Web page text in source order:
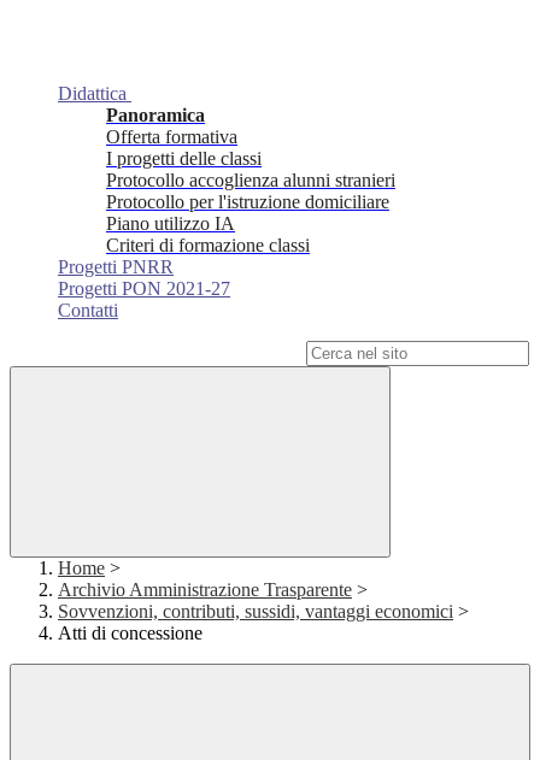
Didattica
Panoramica
Offerta formativa
I progetti delle classi
Protocollo accoglienza alunni stranieri
Protocollo per l'istruzione domiciliare
Piano utilizzo IA
Criteri di formazione classi
Progetti PNRR
Progetti PON 2021-27
Contatti
Home >
Archivio Amministrazione Trasparente >
Sovvenzioni, contributi, sussidi, vantaggi economici >
Atti di concessione